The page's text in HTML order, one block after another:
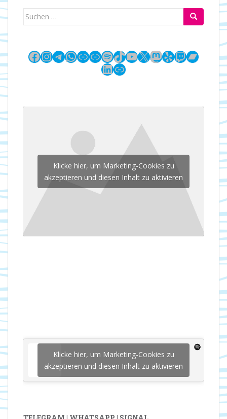
Suchen
Facebook
Instagram
Telegram
WhatsApp
LinkLinkSpotify
TikTok
YouTube
X Mastodon
YelpTwitch
LinkedIn
Link
Klicke hier, um Marketing-Cookies zu
akzeptieren und diesen Inhalt zu aktivieren
Klicke hier, um Marketing-Cookies zu
akzeptieren und diesen Inhalt zu aktivieren